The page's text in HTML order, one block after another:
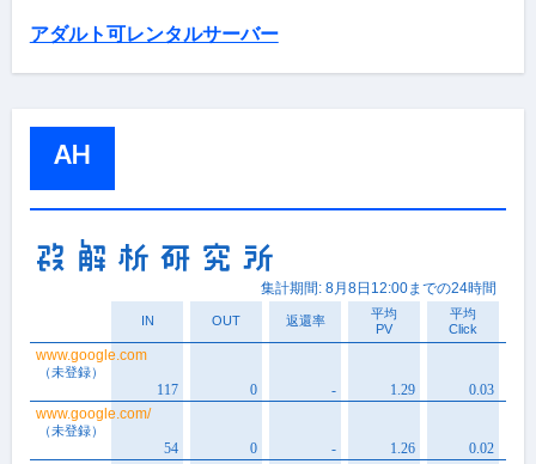
アダルト可レンタルサーバー
AH